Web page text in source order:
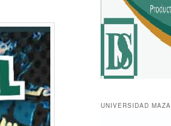
UNIVERSIDAD MAZA